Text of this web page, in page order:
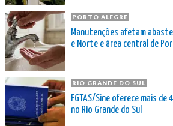
PORTO ALEGRE
Manutenções afetam
e Norte e área central de
RIO GRANDE DO SUL
FGTAS/Sine oferece mais de
no Rio Grande do Sul